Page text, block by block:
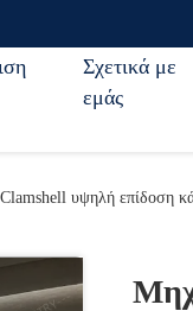
Σχετικά με
εμάς
υψηλή επίδοση